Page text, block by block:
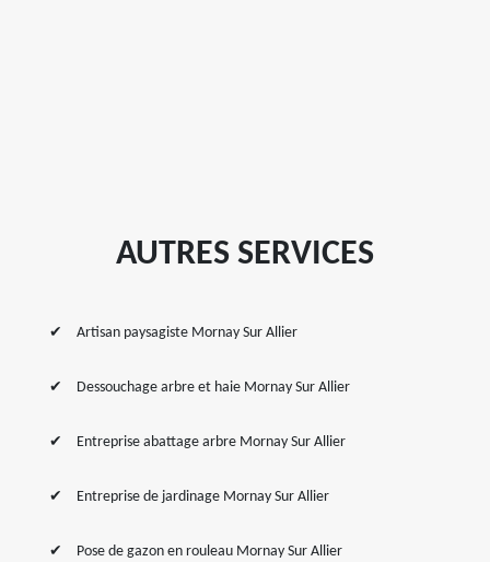
AUTRES SERVICES
Artisan paysagiste Mornay Sur Allier
Dessouchage arbre et haie Mornay Sur Allier
Entreprise abattage arbre Mornay Sur Allier
Entreprise de jardinage Mornay Sur Allier
Pose de gazon en rouleau Mornay Sur Allier